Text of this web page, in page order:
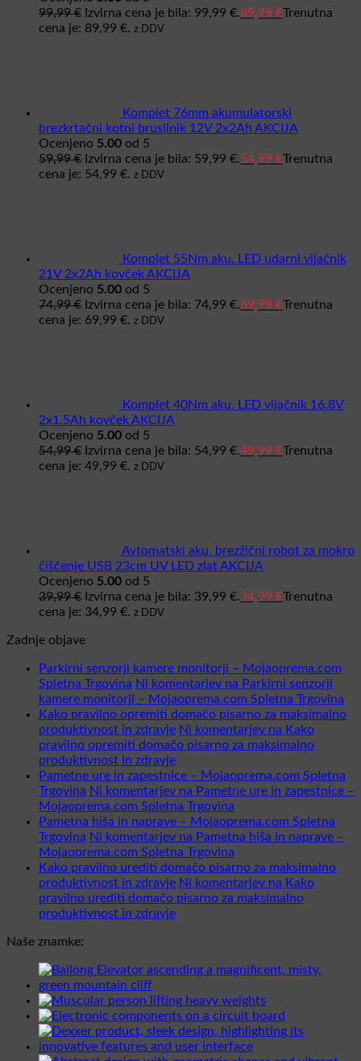
99,99€ Izvirna cena je bila: 99,99 €.89,99 €Trenutna
cena je: 89,99 €. z DDV
Komplet 76mm akumulatorski
brezkrtačni kotni brusilnik 12V 2x2Ah AKCIJA
Ocenjeno 5.00 od 5
59,99€ Izvirna cena je bila: 59,99 €.54,99 €Trenutna
cena je: 54,99 €. z DDV
Komplet 55Nm aku. LED udarni vijačnik
21V 2x2Ah kovček AKCIJA
Ocenjeno 5.00 od 5
74,99€ Izvirna cena je bila: 74,99 €.69,99 €Trenutna
cena je: 69,99 €. z DDV
Komplet 40Nm aku. LED vijačnik 16.8V
2x1.5Ah kovček AKCIJA
Ocenjeno 5.00 od 5
54,99€ Izvirna cena je bila: 54,99 €.49,99 €Trenutna
cena je: 49,99 €. z DDV
Avtomatski aku. brezžični robot za mokro
čiščenje USB 23cm UV LED zlat AKCIJA
Ocenjeno 5.00 od 5
39,99€ Izvirna cena je bila: 39,99 €.34,99 €Trenutna
cena je: 34,99 €. z DDV
Zadnje objave
Parkirni senzorji kamere monitorji – Mojaoprema.com
Spletna Trgovina Ni komentarjev na Parkirni senzorji
kamere monitorji – Mojaoprema.com Spletna Trgovina
Kako pravilno opremiti domačo pisarno za maksimalno
produktivnost in zdravje Ni komentarjev na Kako
pravilno opremiti domačo pisarno za maksimalno
produktivnost in zdravje
Pametne ure in zapestnice – Mojaoprema.com Spletna
Trgovina Ni komentarjev na Pametne ure in zapestnice –
Mojaoprema.com Spletna Trgovina
Pametna hiša in naprave – Mojaoprema.com Spletna
Trgovina Ni komentarjev na Pametna hiša in naprave –
Mojaoprema.com Spletna Trgovina
Kako pravilno urediti domačo pisarno za maksimalno
produktivnost in zdravje Ni komentarjev na Kako
pravilno urediti domačo pisarno za maksimalno
produktivnost in zdravje
Naše znamke: